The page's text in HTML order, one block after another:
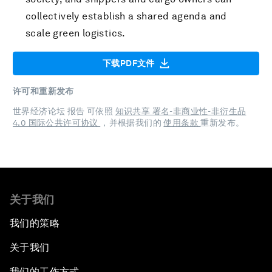
collectively establish a shared agenda and
scale green logistics.
下载PDF文件
许可和重新发布
世界经济论坛 报告 可依照 知识共享 署名-非商业性-非衍生品
4.0 国际公共许可协议
，并根据我们的使用条款重新发布。
关于我们
我们的策略
关于我们